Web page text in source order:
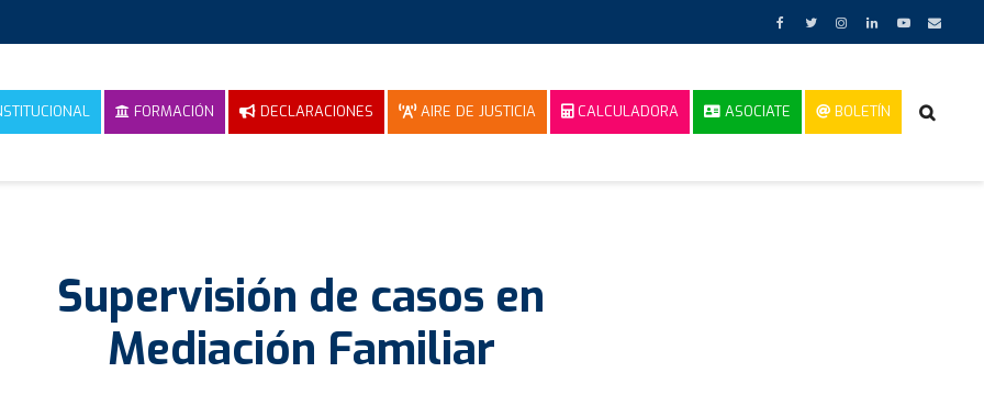
FORMACIÓN DECLARACIONES AIRE DE JUSTICIA CALCULADORA ASOCIATE BOLETÍN
Supervisión de casos en
Mediación Familiar